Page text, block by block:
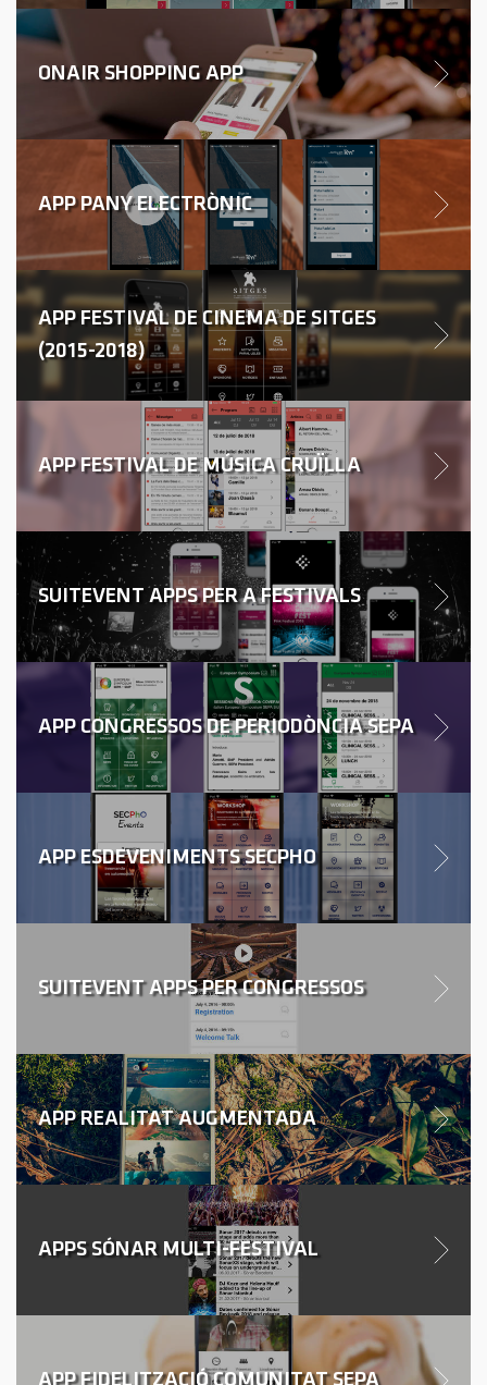
ONAIR SHOPPING APP
APP PANY ELECTRÒNIC
APP FESTIVAL DE CINEMA DE SITGES
(2015-2018)
APP FESTIVAL DE MÚSICA CRUÏLLA
SUITEVENT APPS PER A FESTIVALS
APP CONGRESSOS DE PERIODÒNCIA SEPA
APP ESDEVENIMENTS SECPHO
SUITEVENT APPS PER CONGRESSOS
APP REALITAT AUGMENTADA
APPS SÓNAR MULTI-FESTIVAL
APP FIDELITZACIÓ COMUNITAT SEPA